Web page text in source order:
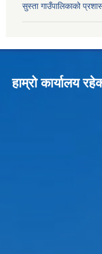
सुस्ता गाउँपालिकाको
हाम्रो कार्यालय